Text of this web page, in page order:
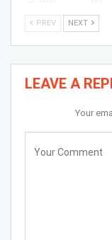
PREV NEXT
LEAVE A
Your